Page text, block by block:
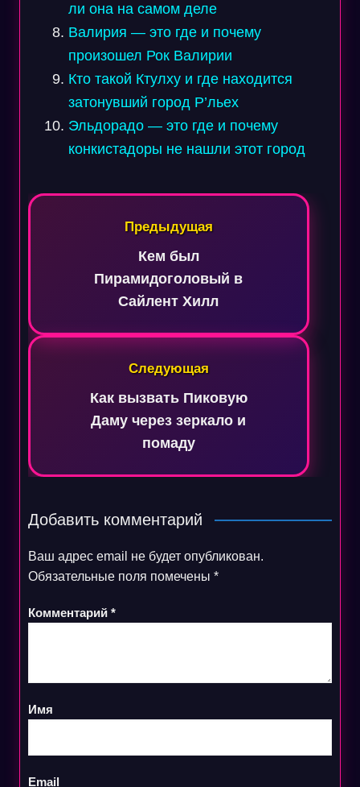
ли она на самом деле
Валирия — это где и почему
произошел Рок Валирии
Кто такой Ктулху и где находится
затонувший город Р’льех
Эльдорадо — это где и почему
конкистадоры не нашли этот город
Навигация
Предыдущая
Кем был
Пирамидоголовый в
Сайлент Хилл
Следующая
Как вызвать Пиковую
Даму через зеркало и
помаду
Добавить комментарий
Ваш адрес email не будет опубликован.
Обязательные поля помечены *
Комментарий *
Имя
Email